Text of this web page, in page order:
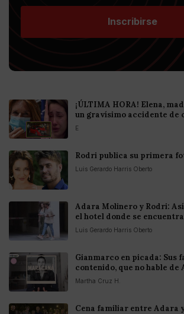
Inscribirse
¡ÚLTIMA HORA! Elena,
un gravísimo accidente de
E
Rodri publica su primera
Luis Gerardo Harris Oberto
Adara Molinero y Rodri:
el hotel donde se
Luis Gerardo Harris Oberto
Gianmarco en picada: Sus
contenido, que no hable de
Martha Cruz H.
Cena familiar entre Adara